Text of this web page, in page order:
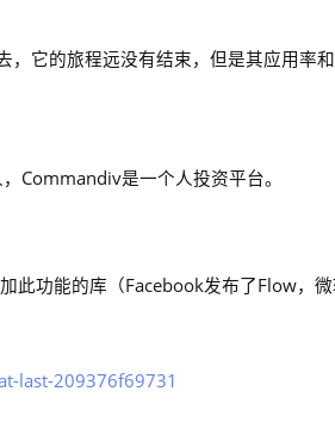
，它的旅程远没有结束，但是其应用率
Commandiv是一个人投资平台。
此功能的库（Facebook发布了Flow，
last-209376f69731